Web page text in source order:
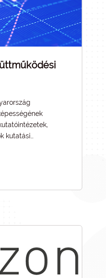
kutatási
innovációs
magyar kutatási és
valamint